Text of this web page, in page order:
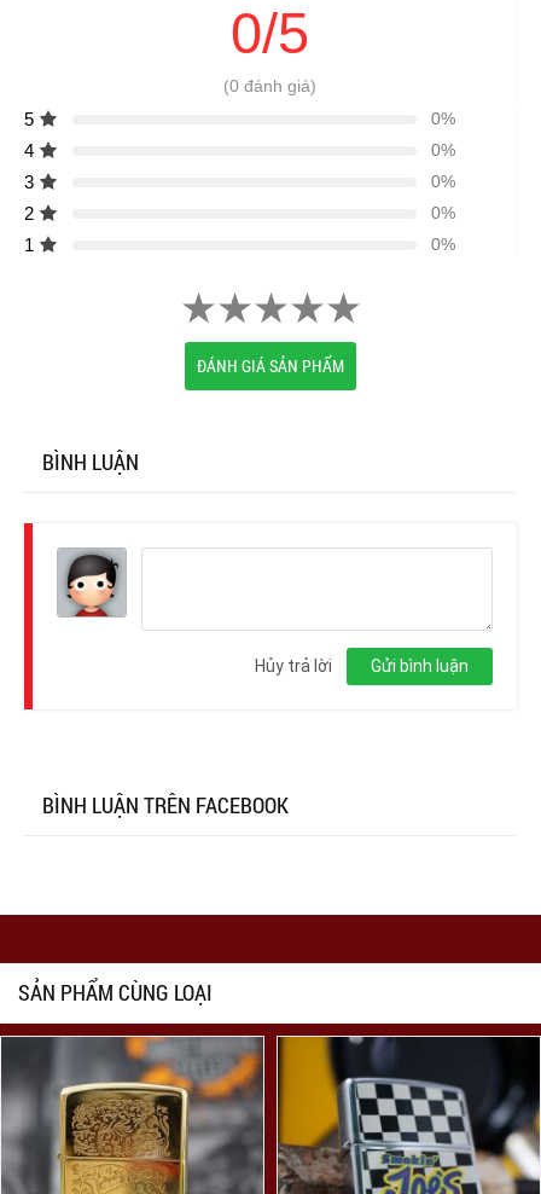
0/5
(0 đánh giá)
5 0%
4 0%
3 0%
2 0%
1 0%
ĐÁNH GIÁ SẢN PHẨM
BÌNH LUẬN
Gửi bình luận
Hủy trả lời
BÌNH LUẬN TRÊN FACEBOOK
SẢN PHẨM CÙNG LOẠI